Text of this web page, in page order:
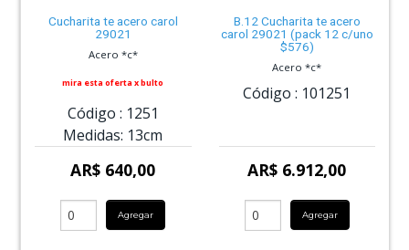
Cucharita te acero carol
29021
Acero *c*
mira esta oferta x bulto
Código : 1251
Medidas: 13cm
AR$ 640,00
Agregar
B.12 Cucharita te acero
carol 29021 (pack 12 c/uno
$576)
Acero *c*
Código : 101251
AR$ 6.912,00
Agregar